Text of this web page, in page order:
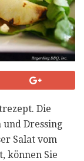
Die
Dressing
Salat vom
können Sie